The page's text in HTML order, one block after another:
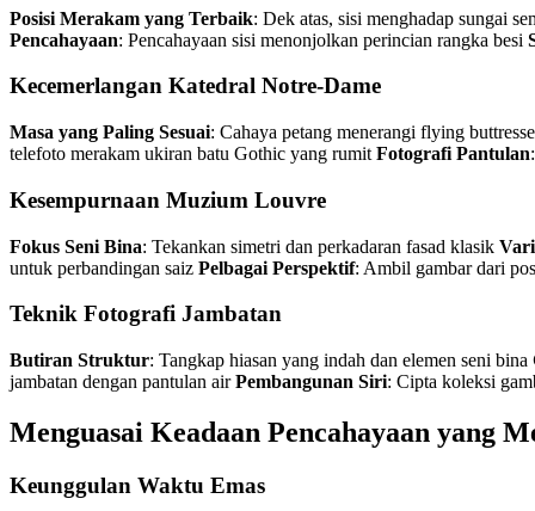
Posisi Merakam yang Terbaik: Dek atas, sisi menghadap sungai
Pencahayaan: Pencahayaan sisi menonjolkan perincian rangka besi
Kecemerlangan Katedral Notre-Dame
Masa yang Paling Sesuai: Cahaya petang menerangi flying
telefoto merakam ukiran batu Gothic yang rumit Fotografi Pantulan
Kesempurnaan Muzium Louvre
Fokus Seni Bina: Tekankan simetri dan perkadaran fasad klasik
untuk perbandingan saiz Pelbagai Perspektif: Ambil gambar dari
Teknik Fotografi Jambatan
Butiran Struktur: Tangkap hiasan yang indah dan elemen seni bina
jambatan dengan pantulan airPembangunan Siri: Cipta koleksi
Menguasai Keadaan Pencahayaan yang
Keunggulan Waktu Emas